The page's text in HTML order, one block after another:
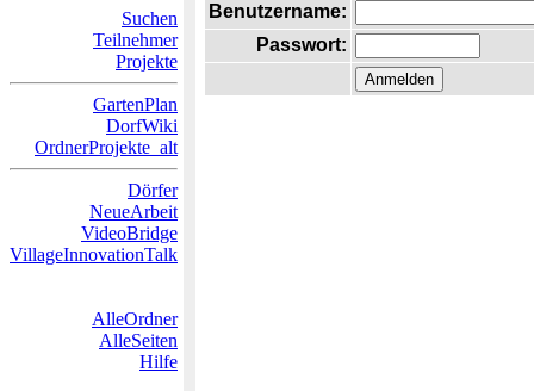
Suchen
Teilnehmer
Projekte
GartenPlan
DorfWiki
OrdnerProjekte_alt
Dörfer
NeueArbeit
VideoBridge
VillageInnovationTalk
AlleOrdner
AlleSeiten
Hilfe
Benutzername:
Passwort: